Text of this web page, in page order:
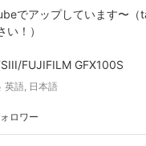
でアップしています〜
！）
FUJIFILM GFX100S
英語, 日本語
ロワー